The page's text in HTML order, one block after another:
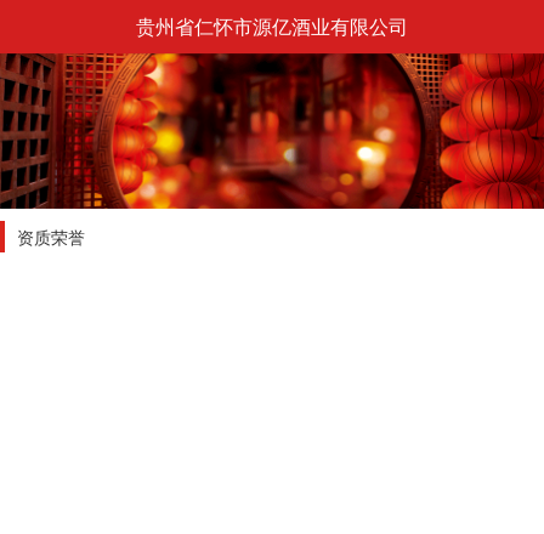
贵州省仁怀市源亿酒业有限公司
资质荣誉